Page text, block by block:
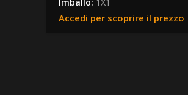
Accedi per scoprire il prezzo